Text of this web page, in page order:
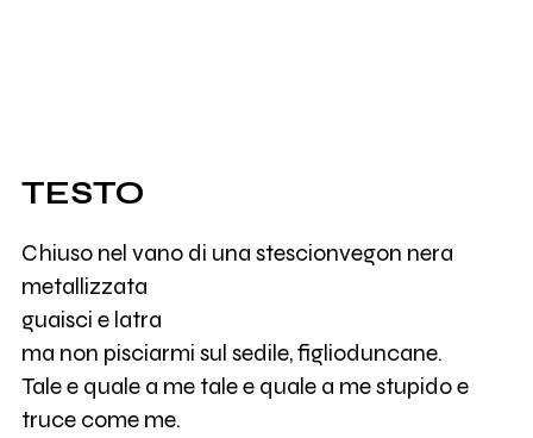
TESTO
Chiuso nel vano di una stescionvegon nera
metallizzata
guaisci e latra
ma non pisciarmi sul sedile, figlioduncane.
Tale e quale a me tale e quale a me stupido e
truce come me.